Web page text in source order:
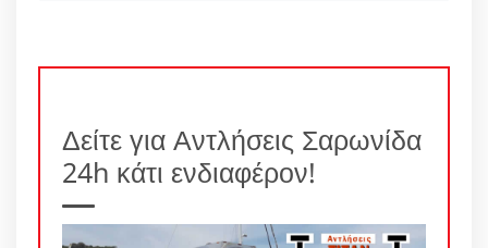
Δείτε για Αντλήσεις Σαρωνίδα
24h κάτι ενδιαφέρον!